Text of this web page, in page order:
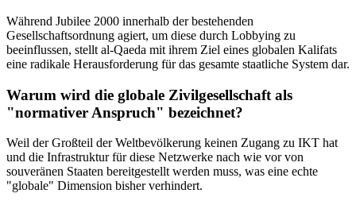
Während Jubilee 2000 innerhalb der bestehenden
Gesellschaftsordnung agiert, um diese durch Lobbying zu
beeinflussen, stellt al-Qaeda mit ihrem Ziel eines globalen Kalifats
eine radikale Herausforderung für das gesamte staatliche System dar.
Warum wird die globale Zivilgesellschaft als
"normativer Anspruch" bezeichnet?
Weil der Großteil der Weltbevölkerung keinen Zugang zu IKT hat
und die Infrastruktur für diese Netzwerke nach wie vor von
souveränen Staaten bereitgestellt werden muss, was eine echte
"globale" Dimension bisher verhindert.